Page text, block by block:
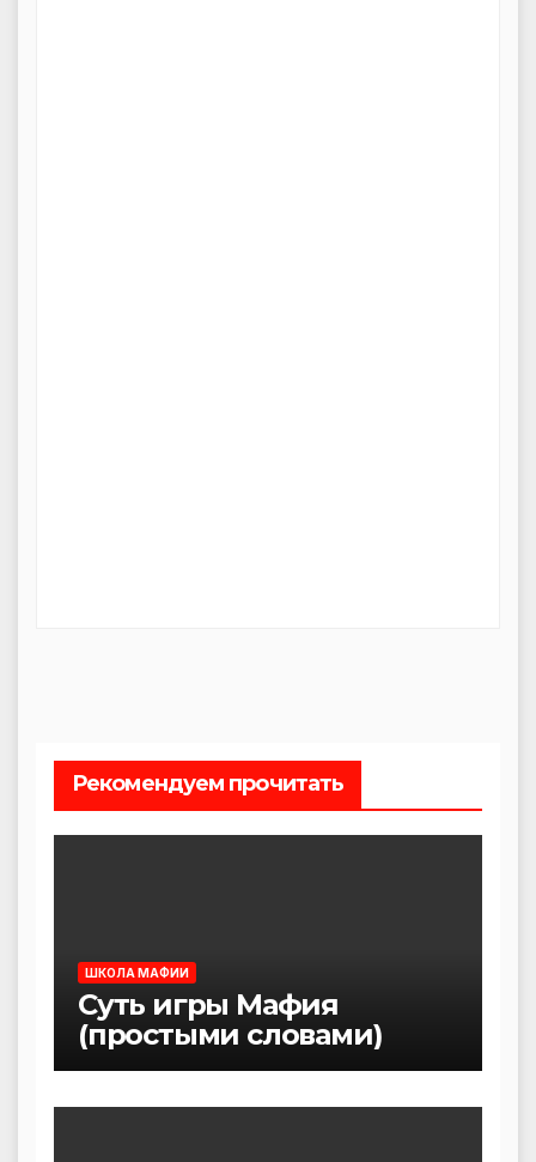
Рекомендуем прочитать
ШКОЛА МАФИИ
Суть игры Мафия
(простыми словами)